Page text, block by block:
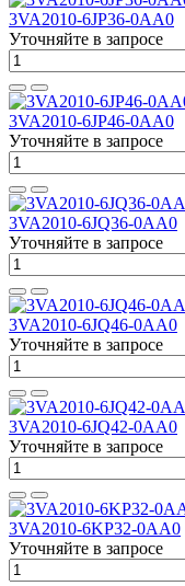
3VA2010-6JP36-0AA0
Уточняйте в запросе
3VA2010-6JP46-0AA0
Уточняйте в запросе
3VA2010-6JQ36-0AA0
Уточняйте в запросе
3VA2010-6JQ46-0AA0
Уточняйте в запросе
3VA2010-6JQ42-0AA0
Уточняйте в запросе
3VA2010-6KP32-0AA0
Уточняйте в запросе